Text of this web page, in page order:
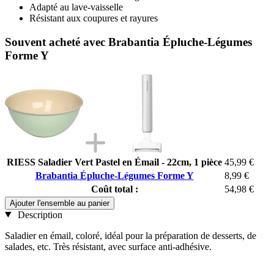
Adapté au lave-vaisselle
Résistant aux coupures et rayures
Souvent acheté avec Brabantia Épluche-Légumes
Forme Y
RIESS Saladier Vert Pastel en Émail - 22cm, 1 pièce 45,99 €
Brabantia Épluche-Légumes Forme Y
8,99 €
Coût total :
54,98 €
Ajouter l'ensemble au panier
Description
Saladier en émail, coloré, idéal pour la préparation de desserts, de
salades, etc. Très résistant, avec surface anti-adhésive.